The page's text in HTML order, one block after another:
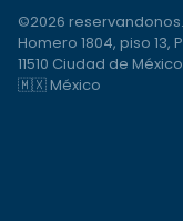
©2026
Homero 1804, piso 13,
11510 Ciudad de
🇲🇽 México